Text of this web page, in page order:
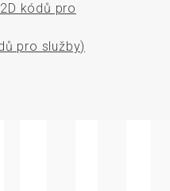
kódů pro
pro služby)